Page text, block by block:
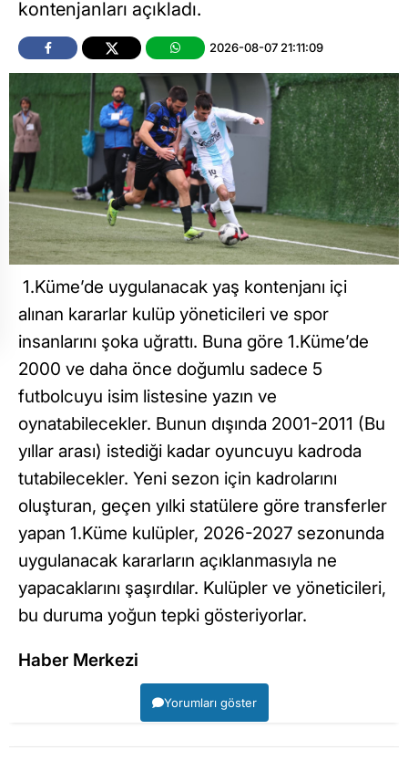
kontenjanları açıkladı.
2026-08-07 21:11:09
1.Küme’de uygulanacak yaş kontenjanı içi
alınan kararlar kulüp yöneticileri ve spor
insanlarını şoka uğrattı. Buna göre 1.Küme’de
2000 ve daha önce doğumlu sadece 5
futbolcuyu isim listesine yazın ve
oynatabilecekler. Bunun dışında 2001-2011 (Bu
yıllar arası) istediği kadar oyuncuyu kadroda
tutabilecekler. Yeni sezon için kadrolarını
oluşturan, geçen yılki statülere göre transferler
yapan 1.Küme kulüpler, 2026-2027 sezonunda
uygulanacak kararların açıklanmasıyla ne
yapacaklarını şaşırdılar. Kulüpler ve yöneticileri,
bu duruma yoğun tepki gösteriyorlar.
Haber Merkezi
Yorumları göster